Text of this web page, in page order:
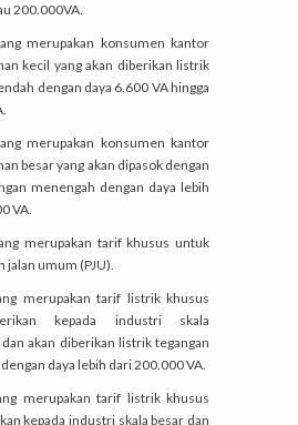
200.000VA.
merupakan konsumen kantor
kecil yang akan diberikan listrik
dengan daya 6.600 VA hingga
merupakan konsumen kantor
besar yang akan dipasok dengan
menengah dengan daya lebih
VA.
merupakan tarif khusus untuk
jalan umum (PJU).
merupakan tarif listrik khusus
kepada industri skala
akan diberikan listrik tegangan
daya lebih dari 200.000 VA.
merupakan tarif listrik khusus
kepada industri skala besar dan